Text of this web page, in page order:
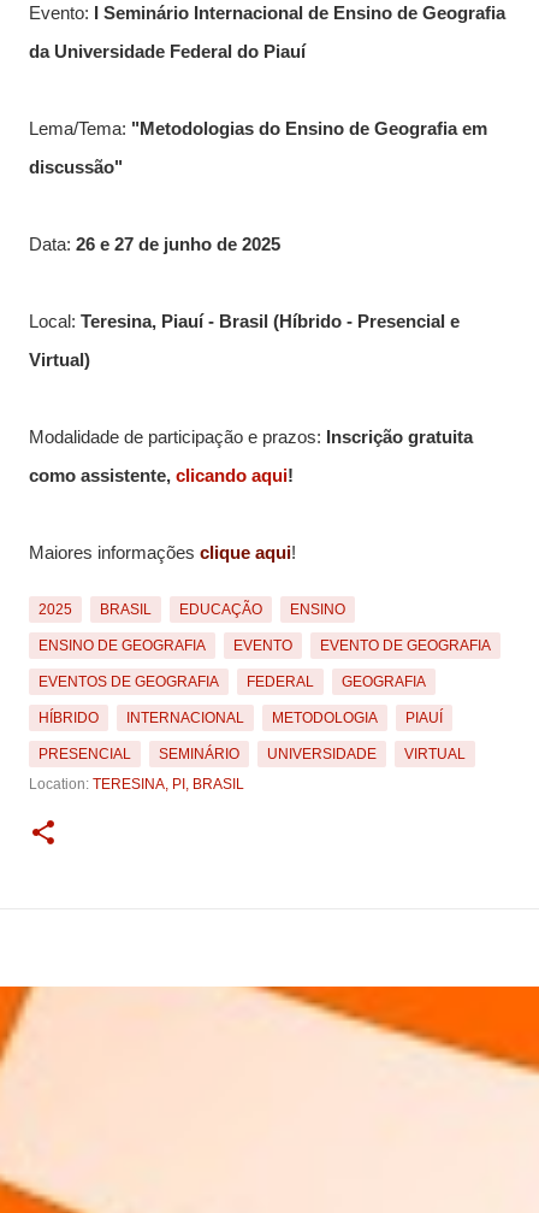
Evento:
I Seminário Internacional de Ensino de Geografia
da Universidade Federal do Piauí
Lema/Tema: "Metodologias do Ensino de Geografia em
discussão"
Data: 26 e 27 de junho de 2025
Local: Teresina, Piauí - Brasil (Híbrido - Presencial e
Virtual)
Modalidade de participação e prazos:
Inscrição gratuita
como assistente, clicando aqui!
Maiores informações clique aqui!
2025 BRASIL EDUCAÇÃO ENSINO
ENSINO DE GEOGRAFIA EVENTO EVENTO DE GEOGRAFIA
EVENTOS DE GEOGRAFIA FEDERAL GEOGRAFIA
HÍBRIDO INTERNACIONAL METODOLOGIA PIAUÍ
PRESENCIAL SEMINÁRIO UNIVERSIDADE
VIRTUAL
Location: TERESINA, PI, BRASIL